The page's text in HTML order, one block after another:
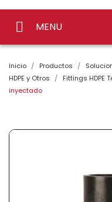
MENU
Inicio Productos
HDPE y Otros
Fittings HDPE
inyectado